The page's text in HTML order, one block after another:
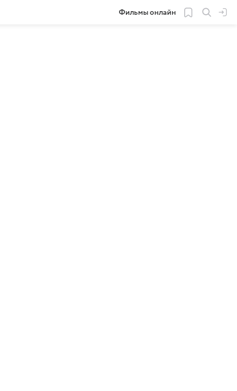
Фильмы онлайн